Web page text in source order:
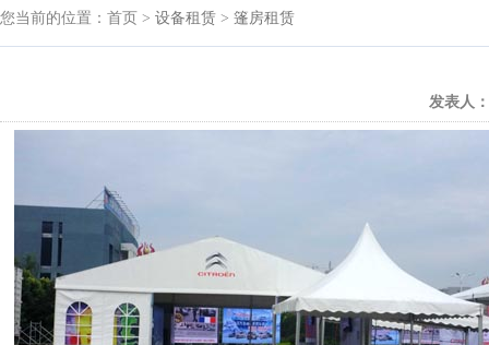
您当前的位置：首页 > 设备租赁 > 篷房租赁
发表人：